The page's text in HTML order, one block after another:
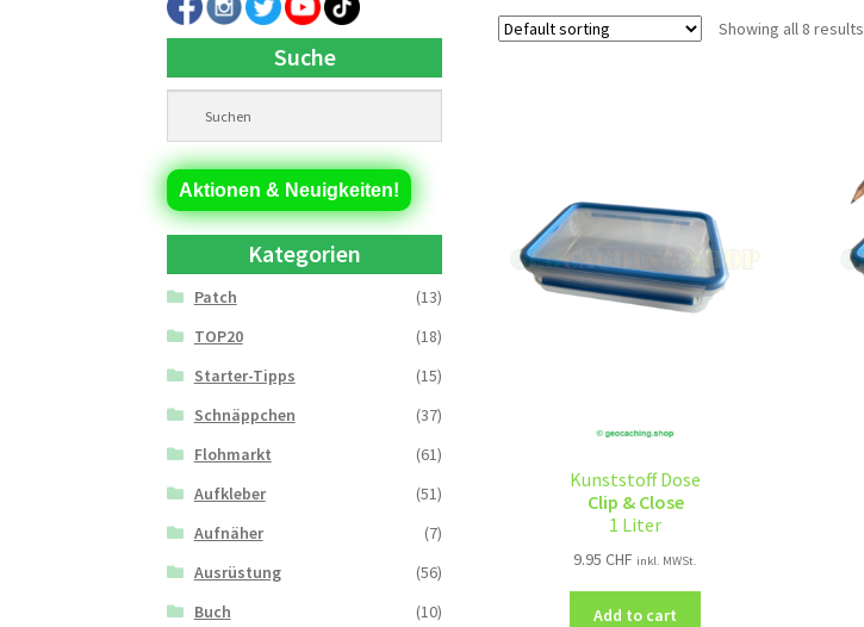
Showing all 8 results
Kunststoff Dose
Clip & Close
1 Liter
9.95CHF inkl. MWSt.
Add to cart
Suche
Aktionen & Neuigkeiten!
Kategorien
Patch
(13)
TOP20
(18)
Starter-Tipps
(15)
Schnäppchen
(37)
Flohmarkt
(61)
Aufkleber
(51)
Aufnäher
(7)
Ausrüstung
(56)
Buch
(10)